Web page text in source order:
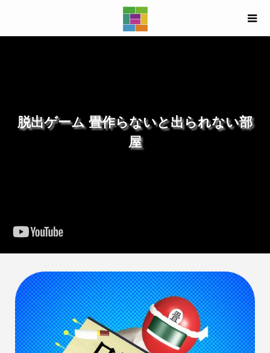
脱出ゲーム 畳作らないと出られない部
屋